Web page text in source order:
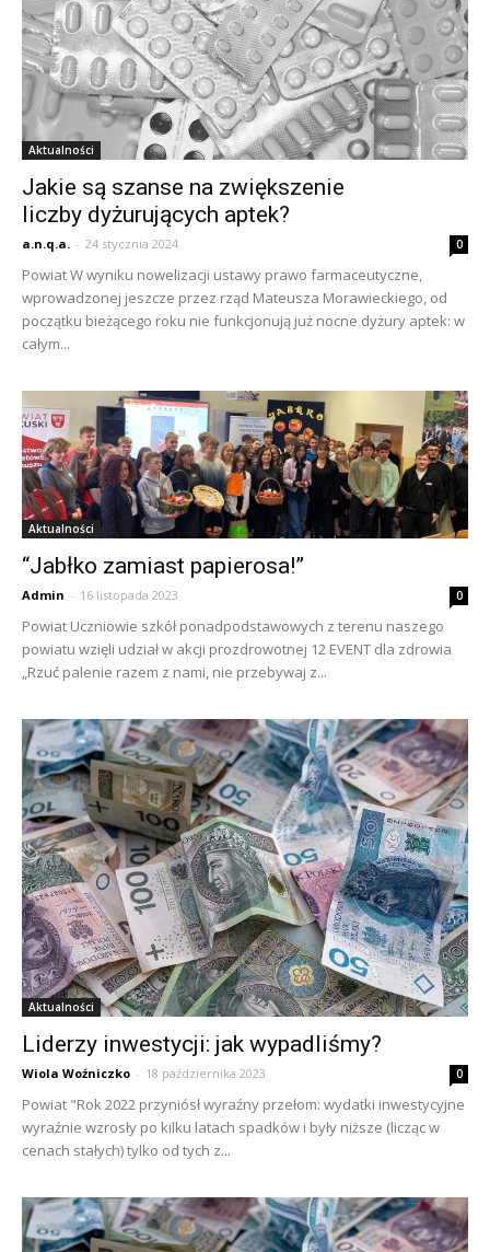
Aktualności
Jakie są szanse na zwiększenie
liczby dyżurujących aptek?
a.n.q.a. - 24 stycznia 2024 0
Powiat W wyniku nowelizacji ustawy prawo farmaceutyczne,
wprowadzonej jeszcze przez rząd Mateusza Morawieckiego, od
początku bieżącego roku nie funkcjonują już nocne dyżury aptek: w
całym...
Aktualności
“Jabłko zamiast papierosa!”
Admin - 16 listopada 2023 0
Powiat Uczniowie szkół ponadpodstawowych z terenu naszego
powiatu wzięli udział w akcji prozdrowotnej 12 EVENT dla zdrowia
„Rzuć palenie razem z nami, nie przebywaj z...
Aktualności
Liderzy inwestycji: jak wypadliśmy?
Wiola Woźniczko - 18 października 2023 0
Powiat "Rok 2022 przyniósł wyraźny przełom: wydatki inwestycyjne
wyraźnie wzrosły po kilku latach spadków i były niższe (licząc w
cenach stałych) tylko od tych z...